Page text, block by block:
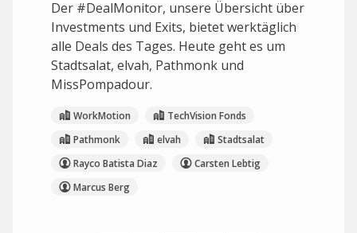
Der #DealMonitor, unsere Übersicht über
Investments und Exits, bietet werktäglich
alle Deals des Tages. Heute geht es um
Stadtsalat, elvah, Pathmonk und
MissPompadour.
WorkMotion
TechVision Fonds
Pathmonk
elvah
Stadtsalat
Rayco Batista Diaz
Carsten Lebtig
Marcus Berg